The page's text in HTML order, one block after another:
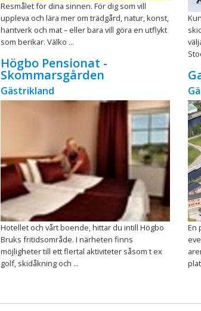
Resmålet för dina sinnen. För dig som vill
uppleva och lära mer om trädgård, natur, konst,
hantverk och mat – eller bara vill göra en utflykt
som berikar. Välko ...
Högbo Pensionat -
Skommarsgården
Gästrikland
Hotellet och vårt boende, hittar du intill Högbo
Bruks fritidsområde. I närheten finns
möjligheter till ett flertal aktiviteter såsom t ex
golf, skidåkning och ...
En